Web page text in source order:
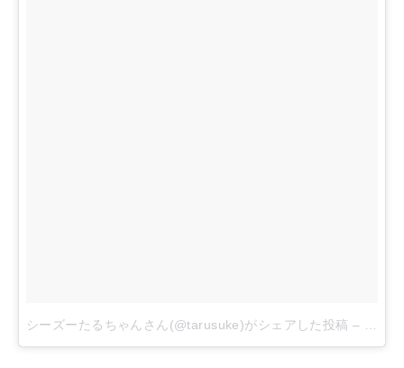
シーズーたるちゃんさん(@tarusuke)がシェアした投稿 –